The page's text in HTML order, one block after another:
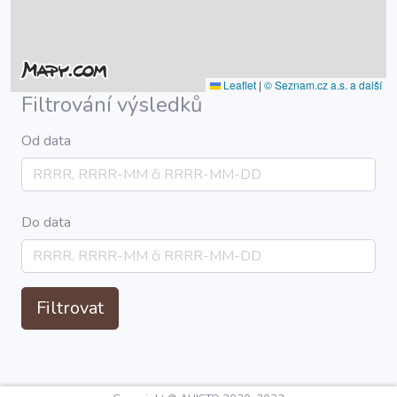
Leaflet | © Seznam.cz a.s. a další
Filtrování výsledků
Od data
Do data
Filtrovat